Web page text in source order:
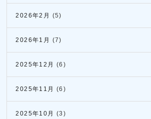
2026年2月 (5)
2026年1月 (7)
2025年12月 (6)
2025年11月 (6)
2025年10月 (3)